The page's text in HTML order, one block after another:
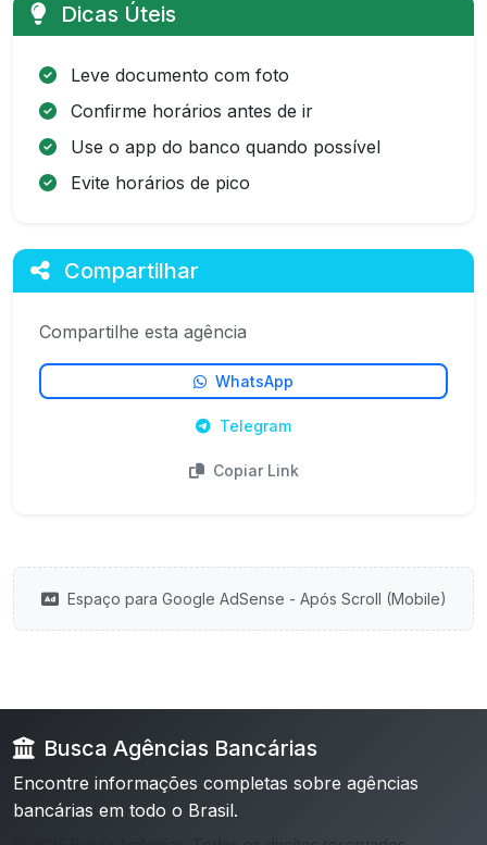
Dicas Úteis
Leve documento com foto
Confirme horários antes de ir
Use o app do banco quando possível
Evite horários de pico
Compartilhar
Compartilhe esta agência
WhatsApp
Telegram
Copiar Link
Espaço para Google AdSense - Após Scroll (Mobile)
Busca Agências Bancárias
Encontre informações completas sobre agências
bancárias em todo o Brasil.